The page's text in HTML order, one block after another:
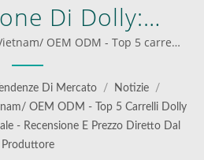
Di Dolly:
Da Carico
Leggero Per
Domestici
Di Carico
OEM ODM - Top 5 carrelli
personale - Recensione e prezzo
carrelli pieghevoli per la
logistica
Di Mercato / Notizie
/
OEM ODM - Top 5 Carrelli Dolly
- Recensione E Prezzo Diretto Dal
Produttore